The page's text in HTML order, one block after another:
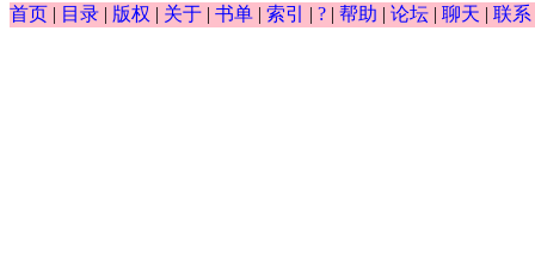
首页 | 目录 | 版权 | 关于 | 书单 | 索引 | ? | 帮助 | 论坛 | 聊天 | 联系